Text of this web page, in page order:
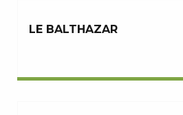
LE BALTHAZAR